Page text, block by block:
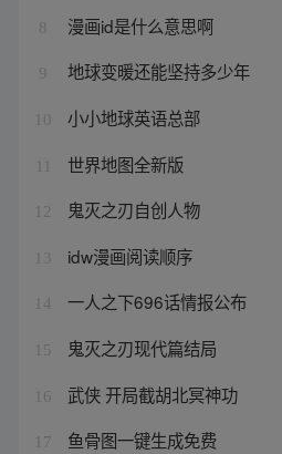
8 漫画id是什么意思啊
9 地球变暖还能坚持多少年
10 小小地球英语总部
世界地图全新版
12 鬼灭之刃自创人物
13 idw漫画阅读顺序
14 一人之下696话情报公布
15 鬼灭之刃现代篇结局
16 武侠 开局截胡北冥神功
17 鱼骨图一键生成免费